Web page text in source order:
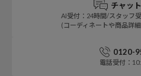
チャッ
AI受付：24時間/スタッフ
(コーディネートや商品詳
0120-
電話受付：